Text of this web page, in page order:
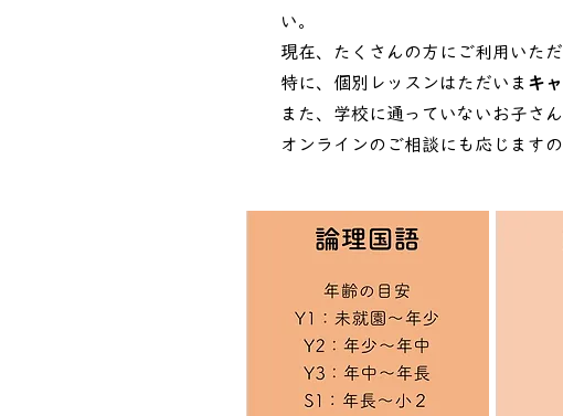
い。
現在、たくさんの方にご利用いた
特に、個別レッスンはただいま キ
また、学校に通っていないお子さ
オンラインのご相談にも応じます